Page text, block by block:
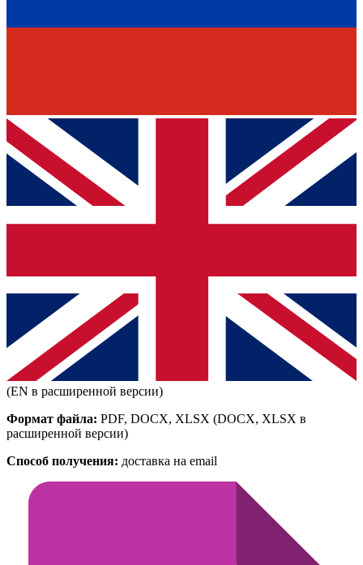
(EN в расширенной версии)
Формат файла: PDF, DOCX, XLSX (DOCX, XLSX в
расширенной версии)
Способ получения: доставка на email